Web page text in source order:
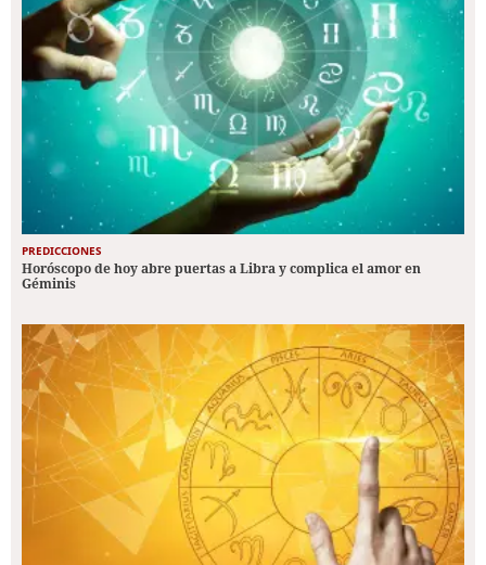
PREDICCIONES
Horóscopo de hoy abre puertas a Libra y complica el amor en
Géminis